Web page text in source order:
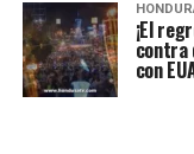
¡El
contra
con